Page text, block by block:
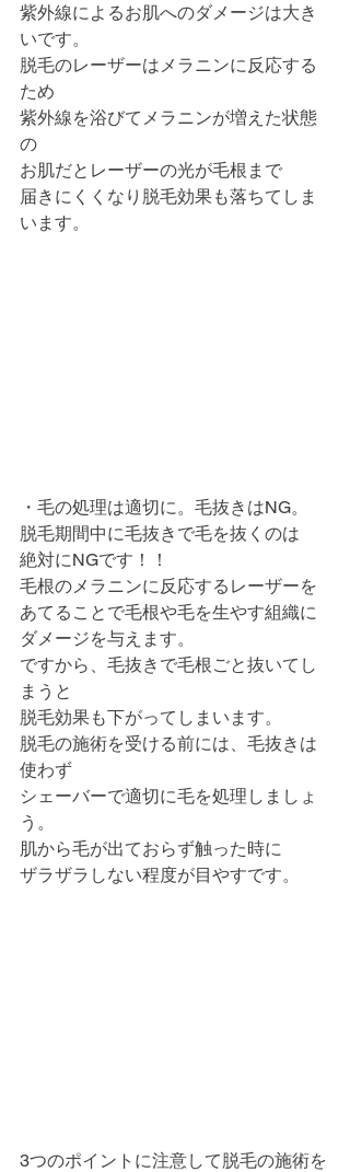
紫外線によるお肌へのダメージは大き
いです。
脱毛のレーザーはメラニンに反応する
ため
紫外線を浴びてメラニンが増えた状態
の
お肌だとレーザーの光が毛根まで
届きにくくなり脱毛効果も落ちてしま
います。
・毛の処理は適切に。毛抜きはNG。
脱毛期間中に毛抜きで毛を抜くのは
絶対にNGです！！
毛根のメラニンに反応するレーザーを
あてることで毛根や毛を生やす組織に
ダメージを与えます。
ですから、毛抜きで毛根ごと抜いてし
まうと
脱毛効果も下がってしまいます。
脱毛の施術を受ける前には、毛抜きは
使わず
シェーバーで適切に毛を処理しましょ
う。
肌から毛が出ておらず触った時に
ザラザラしない程度が目やすです。
3つのポイントに注意して脱毛の施術を